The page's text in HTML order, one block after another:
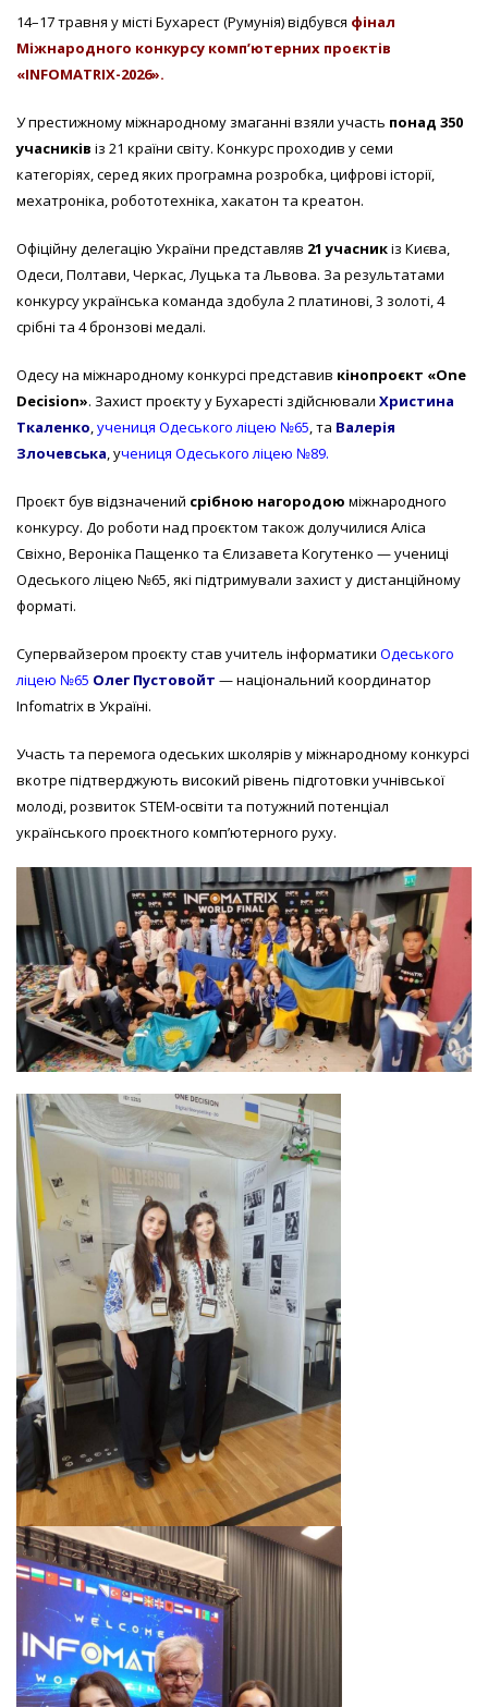
Міжнародного
конкурсу
14–17 травня у місті Бухарест (Румунія)відбувся фінал
Міжнародного конкурсу комп’ютерних проєктів
«INFOMATRIX-2026».
У престижному міжнародному змаганні взяли участь понад 350
учасників із 21 країни світу. Конкурс проходив у семи
категоріях, серед яких програмна розробка, цифрові історії,
мехатроніка, робототехніка, хакатон та креатон.
Офіційну делегацію України представляв 21 учасникіз Києва,
Одеси, Полтави, Черкас, Луцька та Львова. За результатами
конкурсу українська команда здобула 2 платинові, 3 золоті, 4
срібні та 4 бронзові медалі.
Одесу на міжнародному конкурсі представив кінопроєкт «One
Decision». Захист проєкту у Бухаресті здійснювали Христина
Ткаленко,учениця Одеського ліцею №65, та Валерія
Злочевська, учениця Одеського ліцею №89.
Проєкт був відзначений срібною нагородою міжнародного
конкурсу. До роботи над проєктом також долучилися Аліса
Свіхно, Вероніка Пащенко та Єлизавета Когутенко — учениці
Одеського ліцею №65, які підтримували захист у дистанційному
форматі.
Супервайзером проєкту став учитель інформатики Одеського
ліцею №65 Олег Пустовойт — національний координатор
Infomatrix в Україні.
Участь та перемога одеських школярів у міжнародному конкурсі
вкотре підтверджують високий рівень підготовки учнівської
молоді, розвиток STEM-освіти та потужний потенціал
українського проєктного комп’ютерного руху.